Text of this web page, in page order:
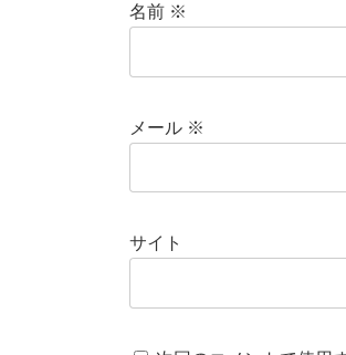
名前 ※
メール ※
サイト